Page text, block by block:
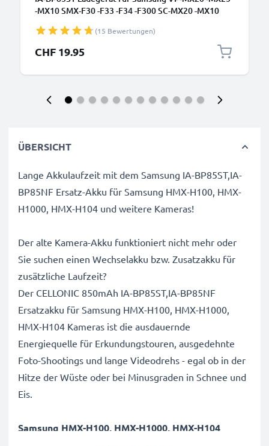
-MX10 SMX-F30 -F33 -F34 -F300 SC-MX20 -MX10
Akkus von CELLONIC(15 Bewertungen)
CHF 19.95
ÜBERSICHT
Lange Akkulaufzeit mit dem Samsung IA-BP85ST,IA-
BP85NF Ersatz-Akku für Samsung HMX-H100, HMX-
H1000, HMX-H104 und weitere Kameras!
Der alte Kamera-Akku funktioniert nicht mehr oder
Sie suchen einen Wechselakku bzw. Zusatzakku für
zusätzliche Laufzeit?
Der CELLONIC 850mAh IA-BP85ST,IA-BP85NF
Ersatzakku für Samsung HMX-H100, HMX-H1000,
HMX-H104 Kameras ist die ausdauernde
Energiequelle für Erkundungstouren, ausgedehnte
Foto-Shootings und lange Videodrehs - egal ob in der
Hitze der Wüste oder bei Minusgraden in Schnee und
Eis.
Samsung HMX-H100, HMX-H1000, HMX-H104